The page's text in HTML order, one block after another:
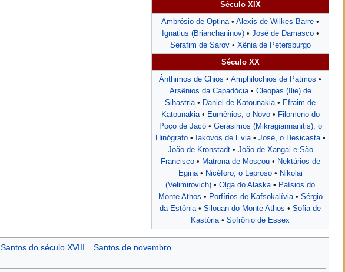
Século XIX
Ambrósio de Optina• Alexis de Wilkes-Barre •
Ignatius (Brianchaninov) • José de Damasco•
Serafim de Sarov• Xênia de Petersburgo
Século XX
Ânthimos de Chios • Amphilochios de Patmos •
Arsênios da Capadócia• Cleopas (Ilie) de
Sihastria• Daniel de Katounakia• Efraim de
Katounakia• Eumênios, o Novo• Filomeno do
Poço de Jacó• Gerásimos (Mikragiannanitis), o
Hinógrafo• Iakovos de Evia• José, o Hesicasta•
João de Kronstadt• João de Xangai e São
Francisco• Matrona de Moscou• Nektários de
Egina• Nicéforo, o Leproso• Nikolai
(Velimirovich) • Olga do Alaska• Paísios do
Monte Athos • Porfírios de Kafsokalívia• Sérgio
da Estônia• Silouan do Monte Athos • Sofia de
Kastória• Sofrônio de Essex
Santos do século XVIII Santos de novembro